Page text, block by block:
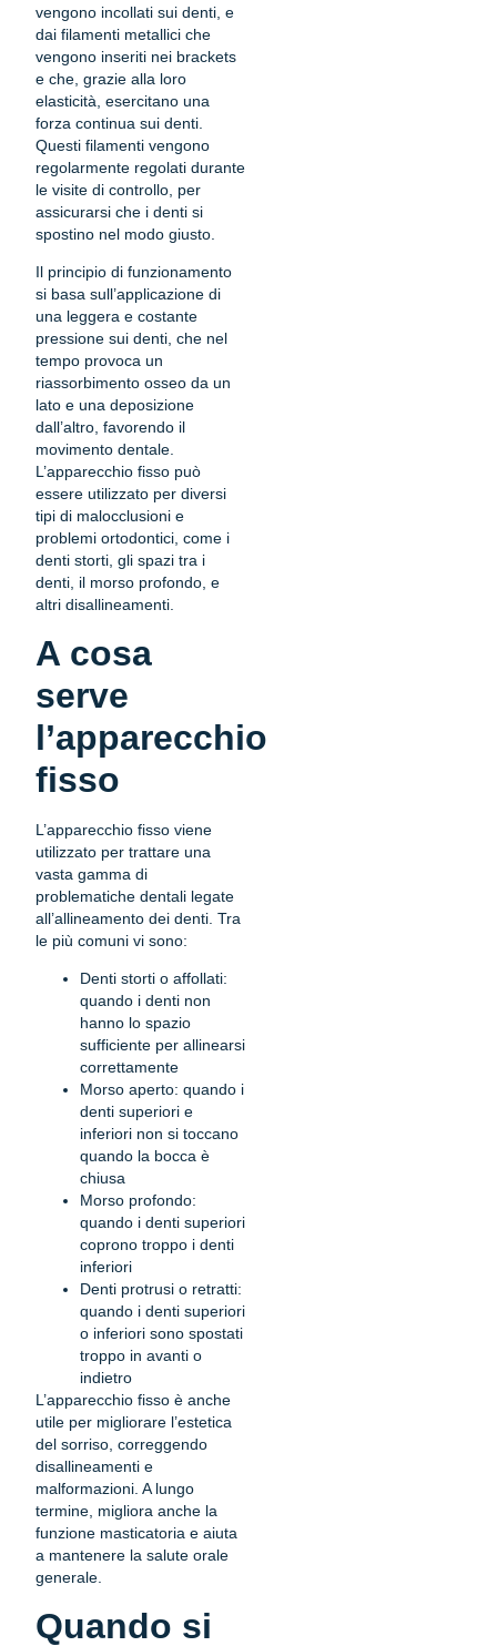
vengono incollati sui denti, e
dai filamenti metallici che
vengono inseriti nei brackets
e che, grazie alla loro
elasticità, esercitano una
forza continua sui denti.
Questi filamenti vengono
regolarmente regolati durante
le visite di controllo, per
assicurarsi che i denti si
spostino nel modo giusto.
Il principio di funzionamento
si basa sull’applicazione di
una leggera e costante
pressione sui denti, che nel
tempo provoca un
riassorbimento osseo da un
lato e una deposizione
dall’altro, favorendo il
movimento dentale.
L’apparecchio fisso può
essere utilizzato per diversi
tipi di malocclusioni e
problemi ortodontici, come i
denti storti, gli spazi tra i
denti, il morso profondo, e
altri disallineamenti.
A cosa
serve
l’apparecchio
fisso
L’apparecchio fisso viene
utilizzato per trattare una
vasta gamma di
problematiche dentali legate
all’allineamento dei denti. Tra
le più comuni vi sono:
Denti storti o affollati:
quando i denti non
hanno lo spazio
sufficiente per allinearsi
correttamente
Morso aperto: quando i
denti superiori e
inferiori non si toccano
quando la bocca è
chiusa
Morso profondo:
quando i denti superiori
coprono troppo i denti
inferiori
Denti protrusi o retratti:
quando i denti superiori
o inferiori sono spostati
troppo in avanti o
indietro
L’apparecchio fisso è anche
utile per migliorare l’estetica
del sorriso, correggendo
disallineamenti e
malformazioni. A lungo
termine, migliora anche la
funzione masticatoria e aiuta
a mantenere la salute orale
generale.
Quando si